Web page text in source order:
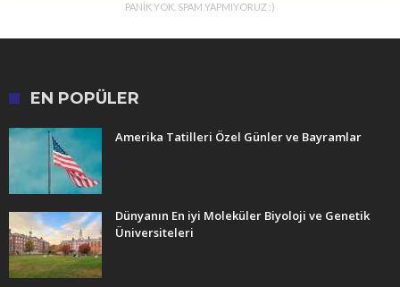
PANİK YOK. SPAM YAPMIYORUZ :)
EN POPÜLER
Amerika Tatilleri Özel Günler ve Bayramlar
Dünyanın En iyi Moleküler Biyoloji ve Genetik
Üniversiteleri